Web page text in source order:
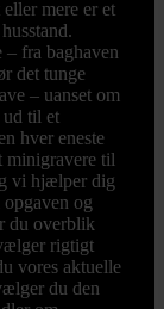
mere er et
fra baghaven
det tunge
– uanset om
til et
hver eneste
minigravere til
vi hjælper dig
og
du overblik
rigtigt
vores aktuelle
du den